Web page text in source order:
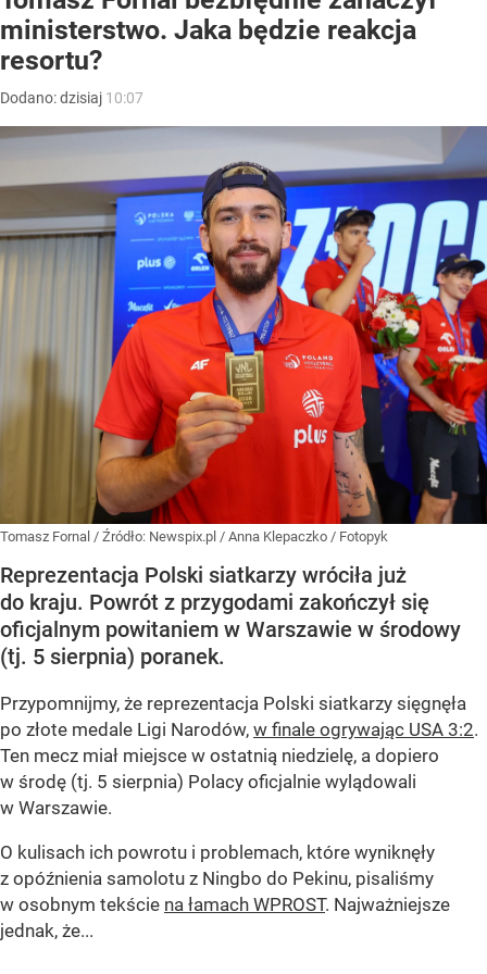
ministerstwo. Jaka będzie reakcja
resortu?
Dodano:dzisiaj 10:07
Tomasz Fornal / Źródło: Newspix.pl / Anna Klepaczko / Fotopyk
Reprezentacja Polski siatkarzy wróciła już
do kraju. Powrót z przygodami zakończył się
oficjalnym powitaniem w Warszawie w środowy
(tj. 5 sierpnia) poranek.
Przypomnijmy, że reprezentacja Polski siatkarzy sięgnęła
po złote medale Ligi Narodów, w finale ogrywając USA 3:2.
Ten mecz miał miejsce w ostatnią niedzielę, a dopiero
w środę (tj. 5 sierpnia) Polacy oficjalnie wylądowali
w Warszawie.
O kulisach ich powrotu i problemach, które wyniknęły
z opóźnienia samolotu z Ningbo do Pekinu, pisaliśmy
w osobnym tekście na łamach WPROST. Najważniejsze
jednak, że...